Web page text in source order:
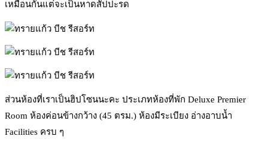
เหมือนกันแต่จะเป็นหาดสัปปะรด
ส่วนห้องที่เราเป็นฮิปโซนนะคะ ประเภทห้องที่พัก Deluxe Premier
Room ห้องค่อนข้างกว้าง (45 ตรม.) ห้องมีระเบียง อ่างอาบน้ำ
Facilities ครบ ๆ